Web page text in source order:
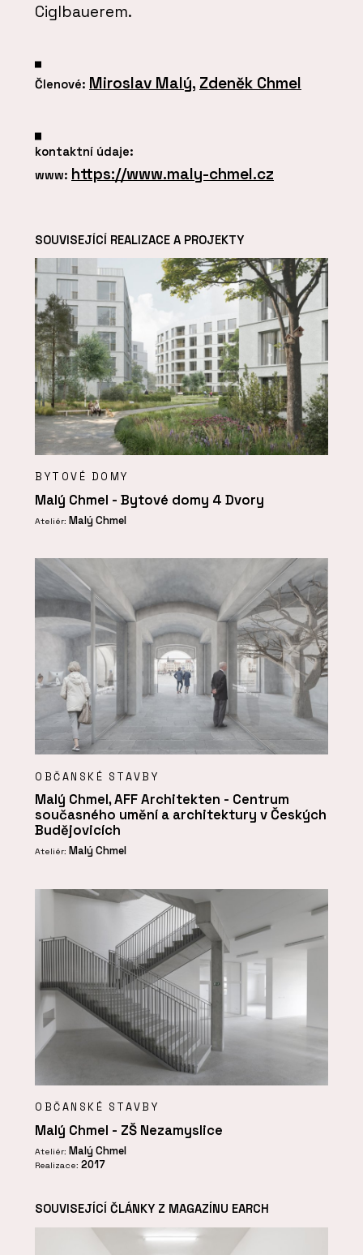
Ciglbauerem.
Členové: Miroslav Malý, Zdeněk Chmel
kontaktní údaje:
www: https://www.maly-chmel.cz
SOUVISEJÍCÍ REALIZACE A PROJEKTY
BYTOVÉ DOMY
Malý Chmel - Bytové domy 4 Dvory
Ateliér: Malý Chmel
OBČANSKÉ STAVBY
Malý Chmel, AFF Architekten - Centrum
současného umění a architektury v Českých
Budějovicích
Ateliér: Malý Chmel
OBČANSKÉ STAVBY
Malý Chmel - ZŠ Nezamyslice
Ateliér: Malý Chmel
Realizace: 2017
SOUVISEJÍCÍ ČLÁNKY Z MAGAZÍNU EARCH